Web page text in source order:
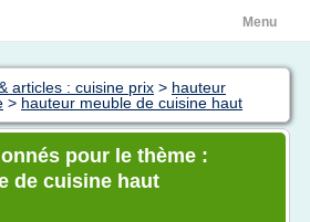
Menu
articles : cuisine prix > hauteur
> hauteur meuble de cuisine haut
pour le thème :
de cuisine haut